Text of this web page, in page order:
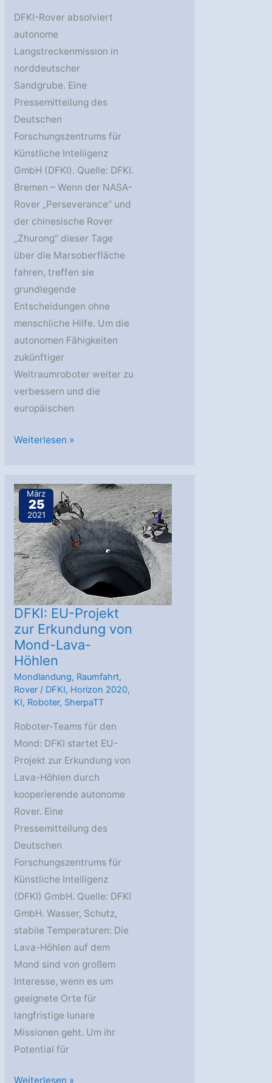
DFKI-Rover absolviert
autonome
Langstreckenmission in
norddeutscher
Sandgrube. Eine
Pressemitteilung des
Deutschen
Forschungszentrums für
Künstliche Intelligenz
GmbH (DFKI). Quelle: DFKI.
Bremen – Wenn der NASA-
Rover „Perseverance“ und
der chinesische Rover
„Zhurong“ dieser Tage
über die Marsoberfläche
fahren, treffen sie
grundlegende
Entscheidungen ohne
menschliche Hilfe. Um die
autonomen Fähigkeiten
zukünftiger
Weltraumroboter weiter zu
verbessern und die
europäischen
DFKI:
endet
in
Wulsbüttel
Weiterlesen »
März
25
2021
DFKI: EU-Projekt
zur Erkundung von
Mond-Lava-
Höhlen
Mondlandung, Raumfahrt,
Rover / DFKI, Horizon 2020,
KI, Roboter, SherpaTT
Roboter-Teams für den
Mond: DFKI startet EU-
Projekt zur Erkundung von
Lava-Höhlen durch
kooperierende autonome
Rover. Eine
Pressemitteilung des
Deutschen
Forschungszentrums für
Künstliche Intelligenz
(DFKI) GmbH. Quelle: DFKI
GmbH. Wasser, Schutz,
stabile Temperaturen: Die
Lava-Höhlen auf dem
Mond sind von großem
Interesse, wenn es um
geeignete Orte für
langfristige lunare
Missionen geht. Um ihr
Potential für
DFKI:
Weiterlesen »